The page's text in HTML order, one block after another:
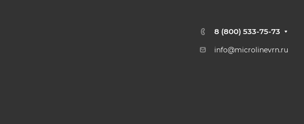
8 (800) 533-75-73
info@microlinevrn.ru